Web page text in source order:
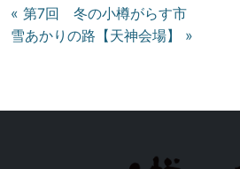
投
稿
« 第7回 冬の小樽がらす市
雪あかりの路【天神会場】 »